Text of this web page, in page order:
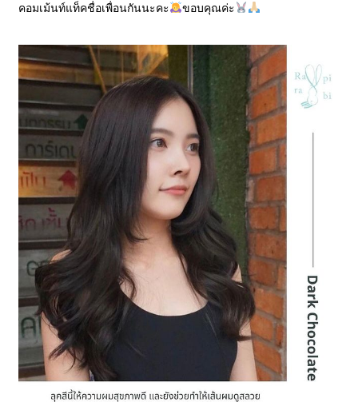
คอมเม้นท์แท็คชื่อเพื่อนกันนะคะ
ขอบคุณค่ะ